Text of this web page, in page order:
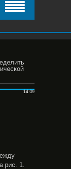
14:09
рис. 1.